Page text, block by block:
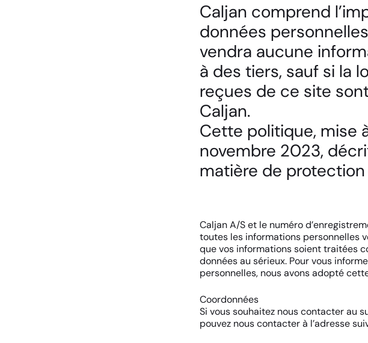
Caljan comprend
données
vendra aucune
à des tiers, sauf si la
reçues de ce site
Caljan.
Cette politique, mise
novembre 2023,
matière de
Caljan A/S et le numéro
toutes les informations personnelles
que vos informations soient traitées
données au sérieux. Pour vous
personnelles, nous avons adopté
Coordonnées
Si vous souhaitez nous contacter au
pouvez nous contacter à l’adresse